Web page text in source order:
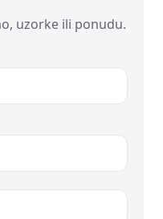
uzorke ili ponudu.